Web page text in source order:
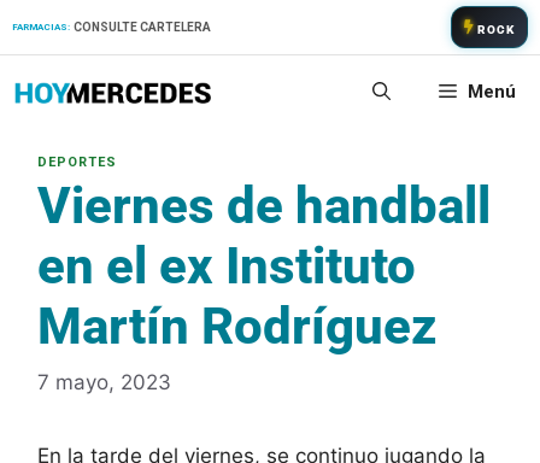
FARMACIAS: CONSULTE CARTELERA ROCK
Menú
Viernes de handball
en el ex Instituto
Martín Rodríguez
7 mayo, 2023
En la tarde del viernes, se continuo jugando la